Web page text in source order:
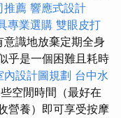
推薦 響應式設計
專業選購 雙眼皮打
意識地放棄定期全身
乎是一個困難且耗時
內設計圖規劃 台中水
空閒時間（最好在
營養）即可享受按摩